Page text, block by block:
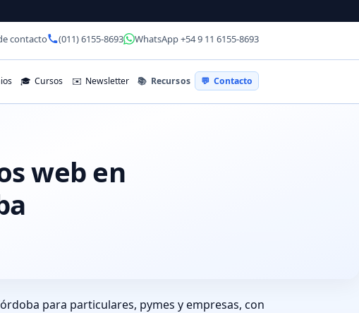
contacto (011) 6155-8693 WhatsApp +54 9 11 6155-8693
🎓 Cursos ✉️ Newsletter 📚 Recursos 💬 Contacto
web en
para particulares, pymes y empresas, con